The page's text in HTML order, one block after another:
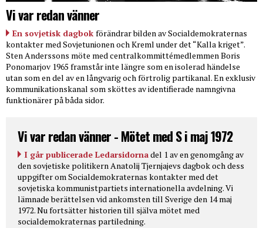
Vi var redan vänner
En sovjetisk dagbok förändrar bilden av Socialdemokraternas
kontakter med Sovjetunionen och Kreml under det “Kalla kriget”.
Sten Anderssons möte med centralkommittémedlemmen Boris
Ponomarjov 1965 framstår inte längre som en isolerad händelse
utan som en del av en långvarig och förtrolig partikanal. En exklusiv
kommunikationskanal som sköttes av identifierade namngivna
funktionärer på båda sidor.
Vi var redan vänner - Mötet med S i maj 1972
I går publicerade Ledarsidornadel 1 av en genomgång av
den sovjetiske politikern Anatolij Tjernjajevs dagbok och dess
uppgifter om Socialdemokraternas kontakter med det
sovjetiska kommunistpartiets internationella avdelning. Vi
lämnade berättelsen vid ankomsten till Sverige den 14 maj
1972. Nu fortsätter historien till själva mötet med
socialdemokraternas partiledning.